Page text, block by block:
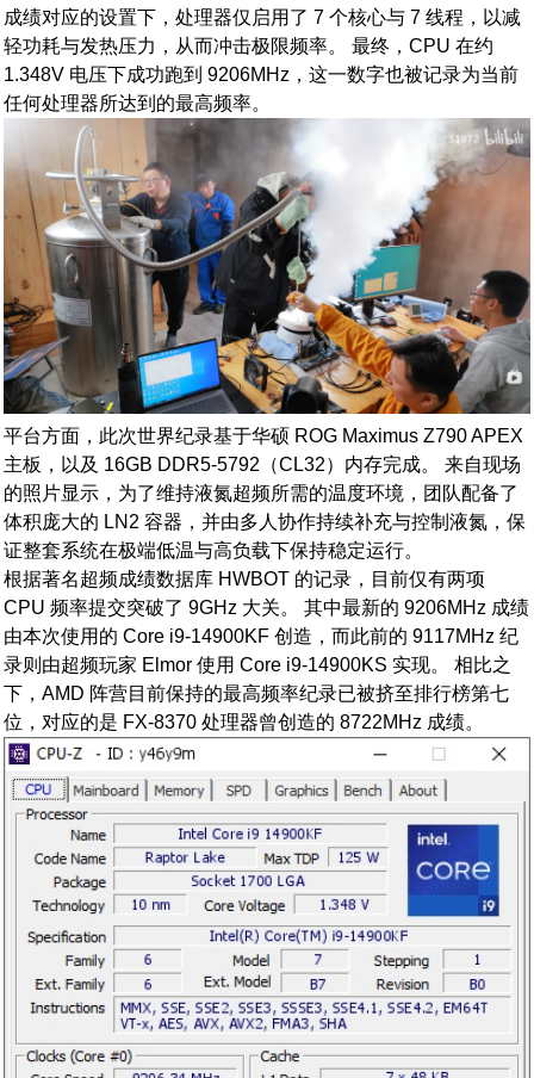
成绩对应的设置下，处理器仅启用了 7 个核心与 7 线程，以减
轻功耗与发热压力，从而冲击极限频率。 最终，CPU 在约
1.348V 电压下成功跑到 9206MHz，这一数字也被记录为当前
任何处理器所达到的最高频率。
平台方面，此次世界纪录基于华硕 ROG Maximus Z790 APEX
主板，以及 16GB DDR5-5792（CL32）内存完成。 来自现场
的照片显示，为了维持液氮超频所需的温度环境，团队配备了
体积庞大的 LN2 容器，并由多人协作持续补充与控制液氮，保
证整套系统在极端低温与高负载下保持稳定运行。
根据著名超频成绩数据库 HWBOT 的记录，目前仅有两项
CPU 频率提交突破了 9GHz 大关。 其中最新的 9206MHz 成绩
由本次使用的 Core i9-14900KF 创造，而此前的 9117MHz 纪
录则由超频玩家 Elmor 使用 Core i9-14900KS 实现。 相比之
下，AMD 阵营目前保持的最高频率纪录已被挤至排行榜第七
位，对应的是 FX-8370 处理器曾创造的 8722MHz 成绩。